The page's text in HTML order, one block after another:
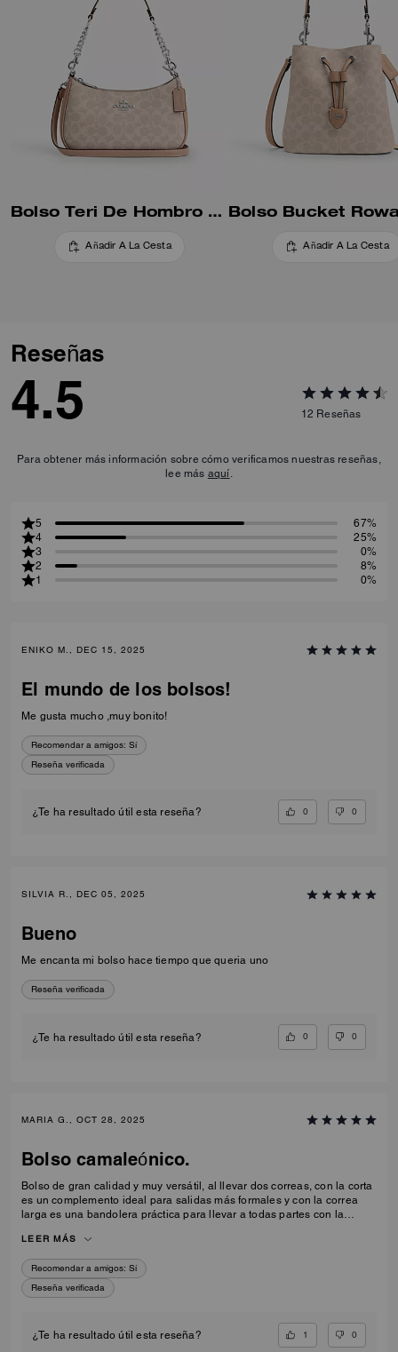
Bolso Teri De Hombro En Lona Signature
Añadir A La Cesta Añadir A La Cesta
Reseñas
4.5 12 Reseñas
Para obtener más información sobre cómo verificamos nuestras reseñas,
lee más aquí.
5
67%
4
25%
3
0%
2
8%
1
0%
ENIKO M., DEC 15, 2025
El mundo de los bolsos!
Me gusta mucho ,muy bonito!
Recomendar a amigos: Sí
Reseña verificada
¿Te ha resultado útil esta reseña? 0 0
SILVIA R., DEC 05, 2025
Bueno
Me encanta mi bolso hace tiempo que queria uno
Reseña verificada
¿Te ha resultado útil esta reseña? 0 0
MARIA G., OCT 28, 2025
Bolso camaleónico.
Bolso de gran calidad y muy versátil, al llevar dos correas, con la corta
es un complemento ideal para salidas más formales y con la correa
larga es una bandolera práctica para llevar a todas partes con la
LEER MÁS
Recomendar a amigos: Sí
Reseña verificada
¿Te ha resultado útil esta reseña? 1 0